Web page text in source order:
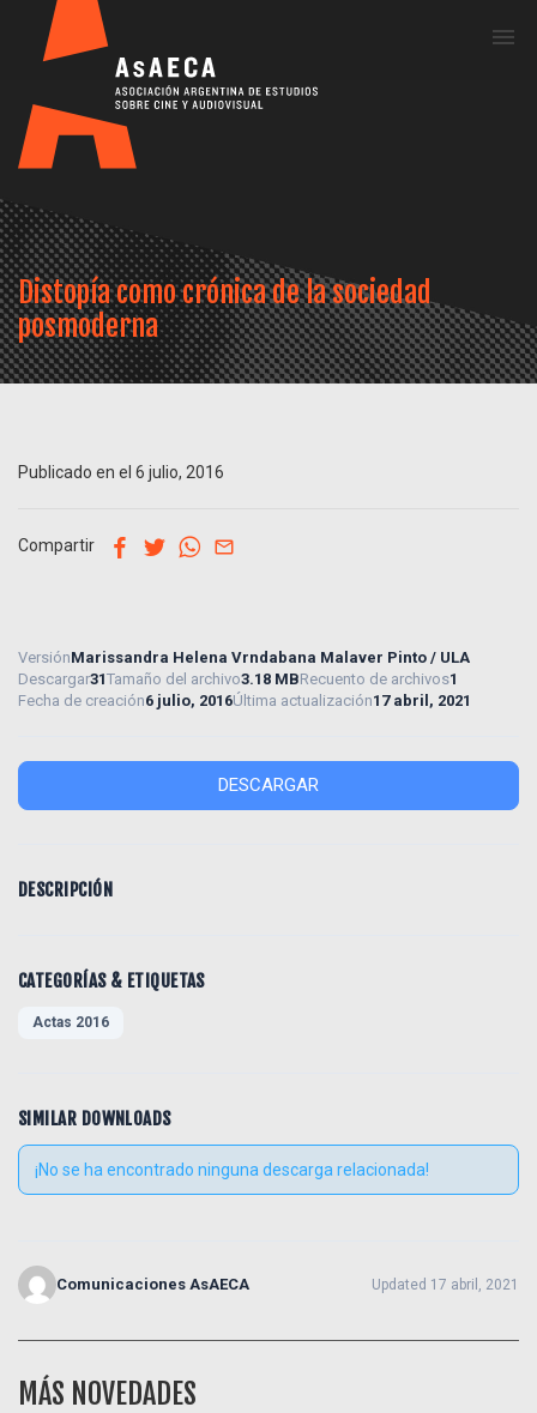
Distopía como crónica de la sociedad
posmoderna
Publicado en el 6 julio, 2016
Compartir facebook
twitterwhatsapp
VersiónMarissandra Helena Vrndabana Malaver Pinto / ULA
Descargar31Tamaño del archivo3.18 MBRecuento de archivos1
Fecha de creación6 julio, 2016Última actualización17 abril, 2021
DESCARGAR
DESCRIPCIÓN
CATEGORÍAS & ETIQUETAS
Actas 2016
SIMILAR DOWNLOADS
¡No se ha encontrado ninguna descarga relacionada!
Comunicaciones AsAECA Updated 17 abril, 2021
MÁS NOVEDADES